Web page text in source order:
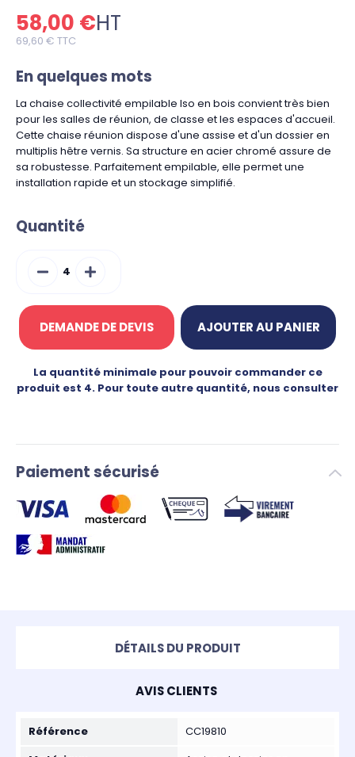
58,00 €HT
69,60 € TTC
En quelques mots
La chaise collectivité empilable Iso en bois convient très bien
pour les salles de réunion, de classe et les espaces d'accueil.
Cette chaise réunion dispose d'une assise et d'un dossier en
multiplis hêtre vernis. Sa structure en acier chromé assure de
sa robustesse. Parfaitement empilable, elle permet une
installation rapide et un stockage simplifié.
Quantité
DEMANDE DE DEVIS AJOUTER AU PANIER
La quantité minimale pour pouvoir commander ce
produit est 4. Pour toute autre quantité, nous consulter
Paiement sécurisé
DÉTAILS DU PRODUIT
AVIS CLIENTS
Référence
CC19810